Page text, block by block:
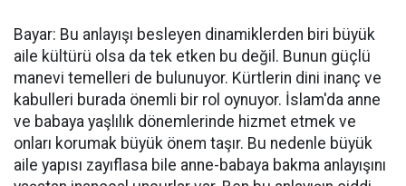
Bayar: Bu anlayışı besleyen dinamiklerden biri büyük
aile kültürü olsa da tek etken bu değil. Bunun güçlü
manevi temelleri de bulunuyor. Kürtlerin dini inanç ve
kabulleri burada önemli bir rol oynuyor. İslam'da anne
ve babaya yaşlılık dönemlerinde hizmet etmek ve
onları korumak büyük önem taşır. Bu nedenle büyük
aile yapısı zayıflasa bile anne-babaya bakma anlayışını